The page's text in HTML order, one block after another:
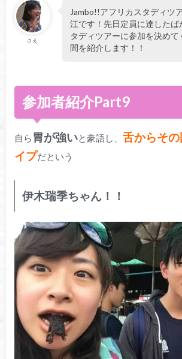
さえ
Jambo!!アフリカスタディツ
江です！先日定員に達したば
タディツアーに参加を決め
間を紹介します！！
参加者紹介Part9
自ら 胃が強いと豪語し、 舌からそ
イプだという
伊木瑞季ちゃん！！